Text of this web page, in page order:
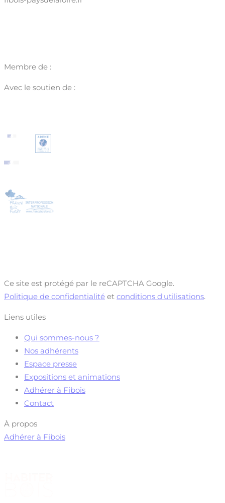
Membre de :
Avec le soutien de :
Ce site est protégé par le reCAPTCHA Google.
Politique de confidentialité et conditions d'utilisations.
Liens utiles
Qui sommes-nous ?
Nos adhérents
Espace presse
Expositions et animations
Adhérer à Fibois
Contact
À propos
Adhérer à Fibois